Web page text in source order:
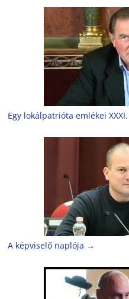
Egy lokálpatrióta emlékei XXXI.
A képviselő naplója →